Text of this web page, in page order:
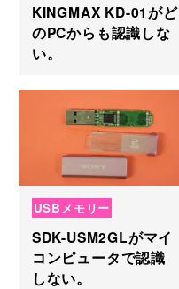
KINGMAX KD-01がど
のPCからも認識しな
い。
USBメモリー
SDK-USM2GLがマイ
コンピュータで認識
しない。